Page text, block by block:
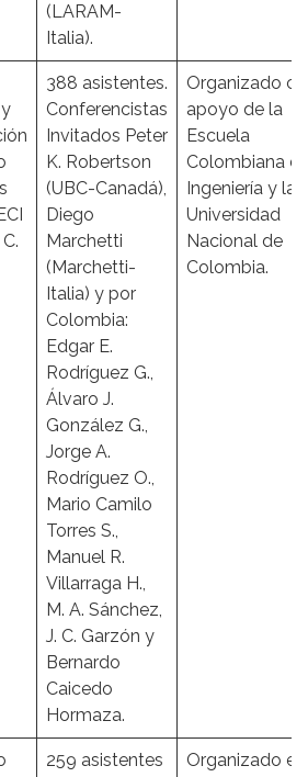
(LARAM-
Italia).
388 asistentes.
Conferencistas
Invitados Peter
K. Robertson
(UBC-Canadá),
Diego
Marchetti
(Marchetti-
Italia) y por
Colombia:
Edgar E.
Rodríguez G.,
Álvaro J.
González G.,
Jorge A.
Rodríguez O.,
Mario Camilo
Torres S.,
Manuel R.
Villarraga H.,
M. A. Sánchez,
J. C. Garzón y
Bernardo
Caicedo
Hormaza.
Organizado
apoyo de la
Escuela
Colombiana
Ingeniería y la
Universidad
Nacional de
Colombia.
259 asistentes
Organizado en